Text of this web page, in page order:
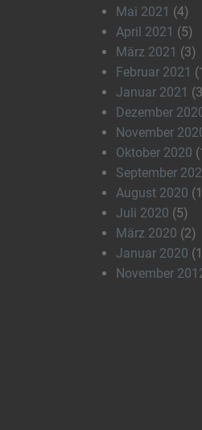
Mai 2021 (4)
April 2021 (5)
März 2021 (3)
Februar 2021
Januar 2021
Dezember
November
Oktober 2020
September
August 2020
Juli 2020 (5)
März 2020 (2)
Januar 2020
November